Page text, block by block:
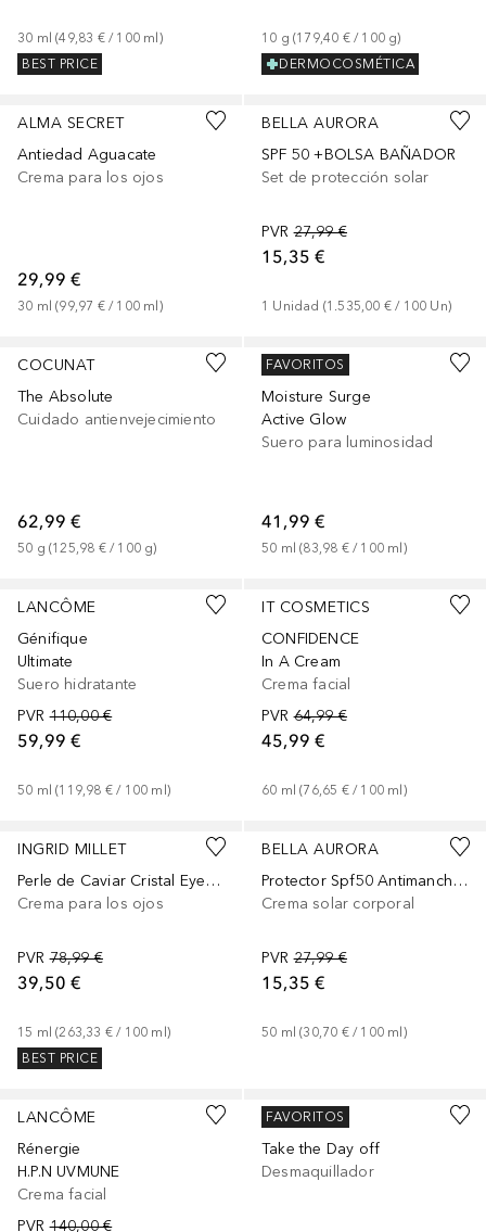
30 ml (49,83 € / 100 ml)
BEST PRICE
10 g (179,40 € / 100 g)
DERMOCOSMÉTICA
ALMA SECRET
Antiedad Aguacate
Crema para los ojos
29,99 €
30 ml (99,97 € / 100 ml)
BELLA AURORA
SPF 50 +BOLSA BAÑADOR
Set de protección solar
PVR 27,99 €
15,35 €
1 Unidad (1.535,00 € / 100 Un)
COCUNAT
The Absolute
Cuidado antienvejecimiento
62,99 €
50 g (125,98 € / 100 g)
CLINIQUE
Moisture Surge
Active Glow
Suero para luminosidad
41,99 €
50 ml (83,98 € / 100 ml)
FAVORITOS
LANCÔME
Génifique
Ultimate
Suero hidratante
PVR 110,00 €
59,99 €
50 ml (119,98 € / 100 ml)
IT COSMETICS
CONFIDENCE
In A Cream
Crema facial
PVR 64,99 €
45,99 €
60 ml (76,65 € / 100 ml)
INGRID MILLET
Perle de Caviar Cristal Eye Gel
Crema para los ojos
PVR 78,99 €
39,50 €
15 ml (263,33 € / 100 ml)
BEST PRICE
BELLA AURORA
Protector Spf50 Antimanchas Pieles Grasas y Mixtas
Crema solar corporal
PVR 27,99 €
15,35 €
50 ml (30,70 € / 100 ml)
LANCÔME
Rénergie
H.P.N UVMUNE
Crema facial
PVR 140,00 €
CLINIQUE
Take the Day off
Desmaquillador
FAVORITOS